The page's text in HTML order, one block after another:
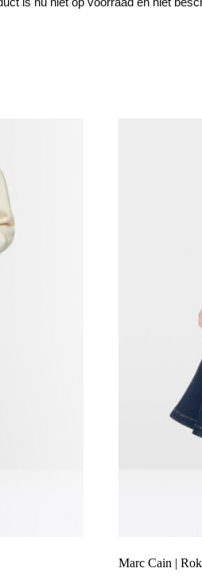
Marc Cain |